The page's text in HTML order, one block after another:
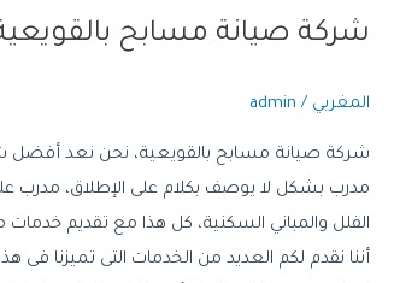
شركة صيانة مسابح
المغربي /
admin
شركة صيانة مسابح بالقويعية، نحن نعد أفضل شركة
مدرب بشكل لا يوصف بكلام على الإطلاق، مدرب
الفلل والمباني السكنية، كل هذا مع تقديم
أننا نقدم لكم العديد من الخدمات التى تميزنا